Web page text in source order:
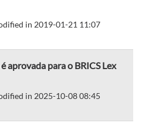
in 2019-01-21 11:07
aprovada para o BRICS Lex
in 2025-10-08 08:45